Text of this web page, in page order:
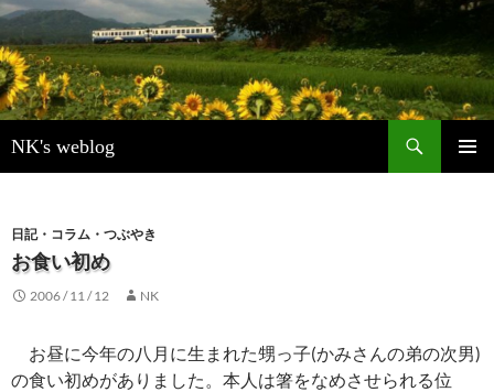
NK's weblog
索
ン
ツ
へ
ス
プ
日記・コラム・つぶやき
お食い初め
2006 / 11 / 12 NK
お昼に今年の八月に生まれた甥っ子(かみさんの弟の次男)
の食い初めがありました。本人は箸をなめさせられる位